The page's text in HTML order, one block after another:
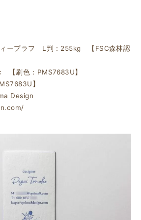
ィープラフ L判：255kg 【FSC森林認
【刷色：PMS7683U】
】
Design